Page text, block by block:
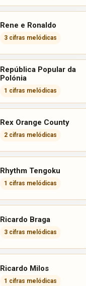
Rene e Ronaldo
3 cifras melódicas
República Popular da
Polónia
1 cifras melódicas
Rex Orange County
2 cifras melódicas
Rhythm Tengoku
1 cifras melódicas
Ricardo Braga
3 cifras melódicas
Ricardo Milos
1 cifras melódicas